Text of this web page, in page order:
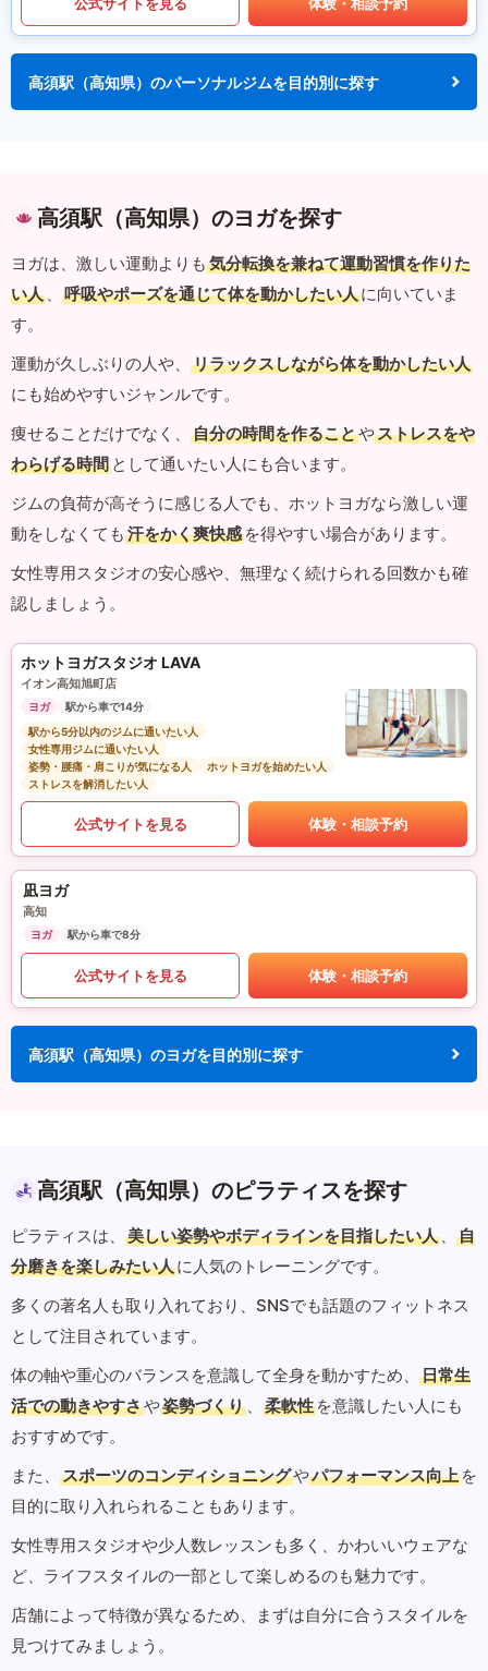
高須駅（高知県）のパーソナルジムを目的別に探す
高須駅（高知県）のヨガを探す
ヨガは、激しい運動よりも 気分転換を兼ねて運動習慣を作りた
い人 、 呼吸やポーズを通じて体を動かしたい人に向いていま
す。
運動が久しぶりの人や、
リラックスしながら体を動かしたい人
にも始めやすいジャンルです。
痩せることだけでなく、
自分の時間を作ることやストレスをや
わらげる時間 として通いたい人にも合います。
ジムの負荷が高そうに感じる人でも、ホットヨガなら激しい運
動をしなくても 汗をかく爽快感 を得やすい場合があります。
女性専用スタジオの安心感や、無理なく続けられる回数かも確
認しましょう。
ホットヨガスタジオ LAVA
イオン高知旭町店
ヨガ
駅から車で14分
駅から5分以内のジムに通いたい人
女性専用ジムに通いたい人
姿勢・腰痛・肩こりが気になる人
ホットヨガを始めたい人
ストレスを解消したい人
公式サイトを見る 体験・相談予約
凪ヨガ
高知
ヨガ 駅から車で8分
公式サイトを見る 体験・相談予約
高須駅（高知県）のヨガを目的別に探す
高須駅（高知県）のピラティスを探す
ピラティスは、 美しい姿勢やボディラインを目指したい人 、
自
分磨きを楽しみたい人に人気のトレーニングです。
多くの著名人も取り入れており、SNSでも話題のフィットネス
として注目されています。
体の軸や重心のバランスを意識して全身を動かすため、
日常生
活での動きやすさや姿勢づくり 、 柔軟性 を意識したい人にも
おすすめです。
また、
スポーツのコンディショニングやパフォーマンス向上 を
目的に取り入れられることもあります。
女性専用スタジオや少人数レッスンも多く、かわいいウェアな
ど、ライフスタイルの一部として楽しめるのも魅力です。
店舗によって特徴が異なるため、まずは自分に合うスタイルを
見つけてみましょう。